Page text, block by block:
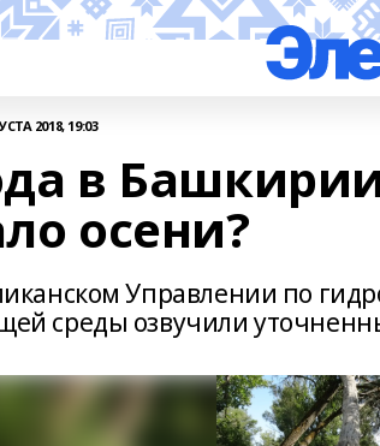
2018, 19:03
в
осени?
Управлении по
среды озвучили